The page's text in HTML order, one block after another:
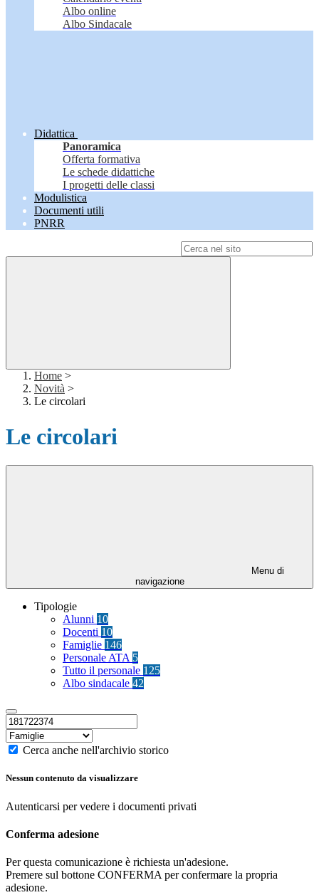
Albo online
Albo Sindacale
Didattica
Panoramica
Offerta formativa
Le schede didattiche
I progetti delle classi
Modulistica
Documenti utili
PNRR
Home >
Novità >
Le circolari
Le circolari
Menu di
navigazione
Tipologie
Alunni 10
Docenti 10
Famiglie 146
Personale ATA 5
Tutto il personale 125
Albo sindacale 42
Cerca anche nell'archivio storico
Nessun contenuto da visualizzare
Autenticarsi per vedere i documenti privati
Conferma adesione
Per questa comunicazione è richiesta un'adesione.
Premere sul bottone CONFERMA per confermare la propria
adesione.